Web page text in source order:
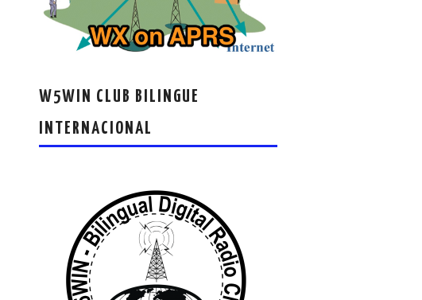
W5WIN CLUB BILINGUE
INTERNACIONAL